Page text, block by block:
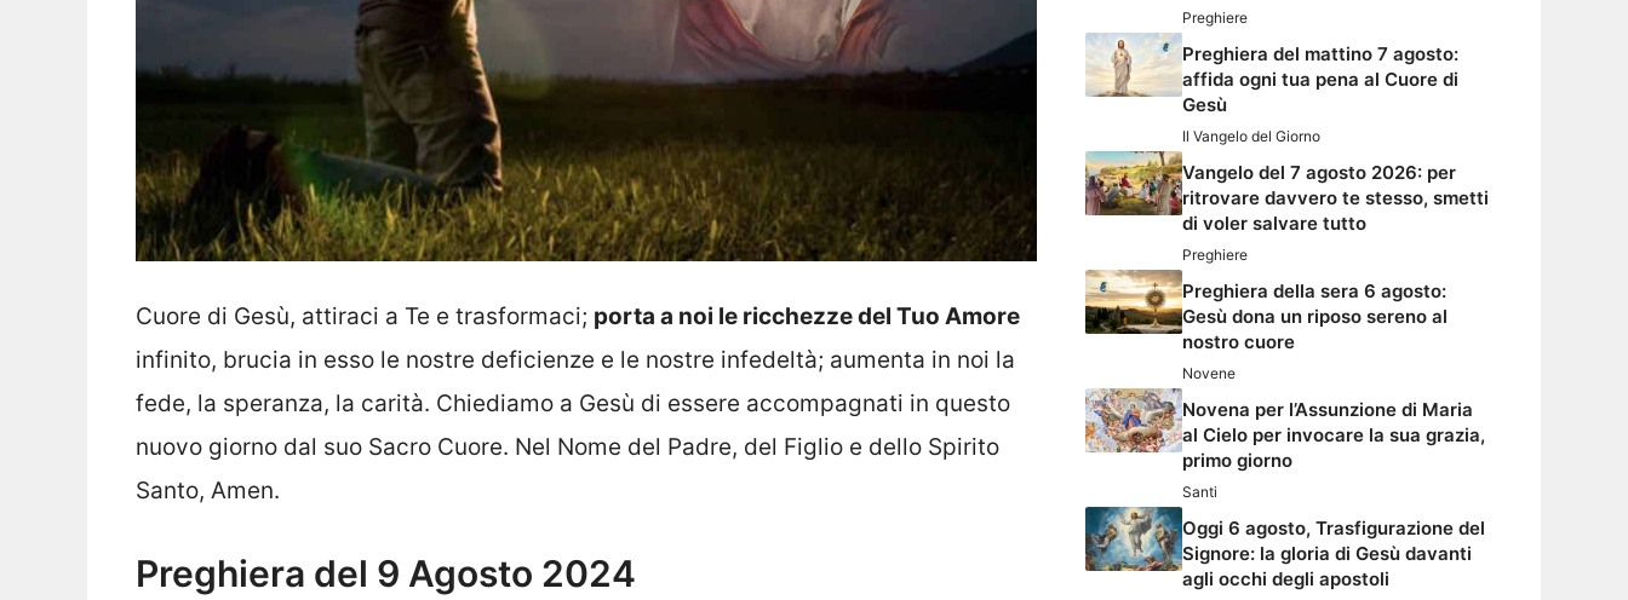
Cuore di Gesù, attiraci a Te e trasformaci; porta a noi le ricchezze del Tuo Amore
infinito, brucia in esso le nostre deficienze e le nostre infedeltà; aumenta in noi la
fede, la speranza, la carità. Chiediamo a Gesù di essere accompagnati in questo
nuovo giorno dal suo Sacro Cuore. Nel Nome del Padre, del Figlio e dello Spirito
Santo, Amen.
Preghiera del 9 Agosto 2024
Preghiere
Preghiera del mattino 7 agosto:
affida ogni tua pena al Cuore di
Gesù
Il Vangelo del Giorno
Vangelo del 7 agosto 2026: per
ritrovare davvero te stesso, smetti
di voler salvare tutto
Preghiere
Preghiera della sera 6 agosto:
Gesù dona un riposo sereno al
nostro cuore
Novene
Novena per l’Assunzione di Maria
al Cielo per invocare la sua grazia,
primo giorno
Santi
Oggi 6 agosto, Trasfigurazione del
Signore: la gloria di Gesù davanti
agli occhi degli apostoli